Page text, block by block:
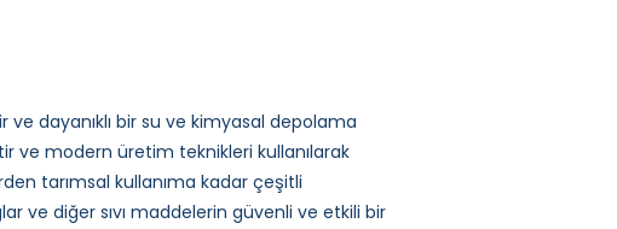
dayanıklı bir su ve kimyasal depolama
ve modern üretim teknikleri kullanılarak
tarımsal kullanıma kadar çeşitli
ve diğer sıvı maddelerin güvenli ve etkili bir